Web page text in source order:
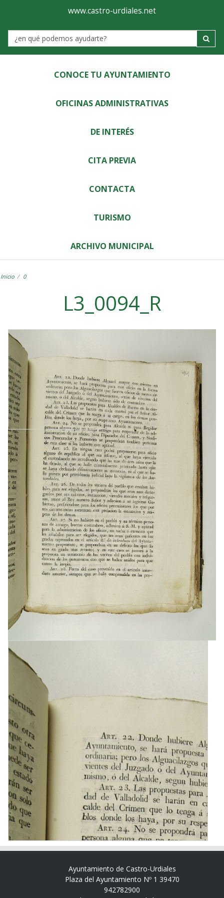
Ayuntamiento
de
Castro-
Urdiales
www.castro-urdiales.net
Label
CONOCE TU AYUNTAMIENTO
OFICINAS ADMINISTRATIVAS
DE INTERÉS
CITA PREVIA
CONTACTA
TURISMO
ARCHIVO MUNICIPAL
Inicio 0
L3_0094_R
Ayuntamiento de Castro-Urdiales
Plaza del Ayuntamiento Nº 1 39470
942782900